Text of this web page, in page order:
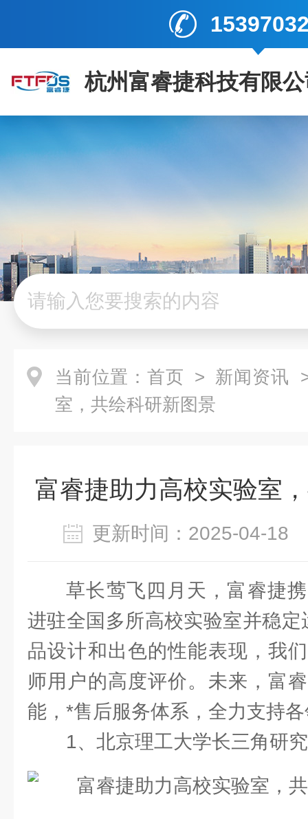
杭州富睿捷科技有限
当前位置： 首页 > 新闻资讯
室，共绘科研新图景
富睿捷助力高校实验室
更新时间：2025-04-
草长莺飞四月天，富睿捷
进驻全国多所高校实验室并稳
品设计和出色的性能表现，我
师用户的高度评价。未来，富
能，*售后服务体系，全力支持
1、北京理工大学长三角研